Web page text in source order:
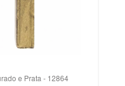
e Prata - 12864